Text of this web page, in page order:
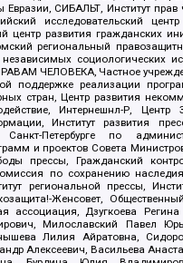
Евразии, СИБАЛЬТ, Институт
исследовательский
центр развития гражданских
региональный
независимых социологических
ЧЕЛОВЕКА, Частное
поддержке реализации
стран, Центр развития
Интернешнл-Р,
Институт развития
Петербурге по
и проектов Совета
прессы, Гражданский
по сохранению
региональной прессы,
Женсовет,
ассоциация, Дзугкоева
Милославский Павел
Лилия Айратовна,
Алексеевич, Васильева